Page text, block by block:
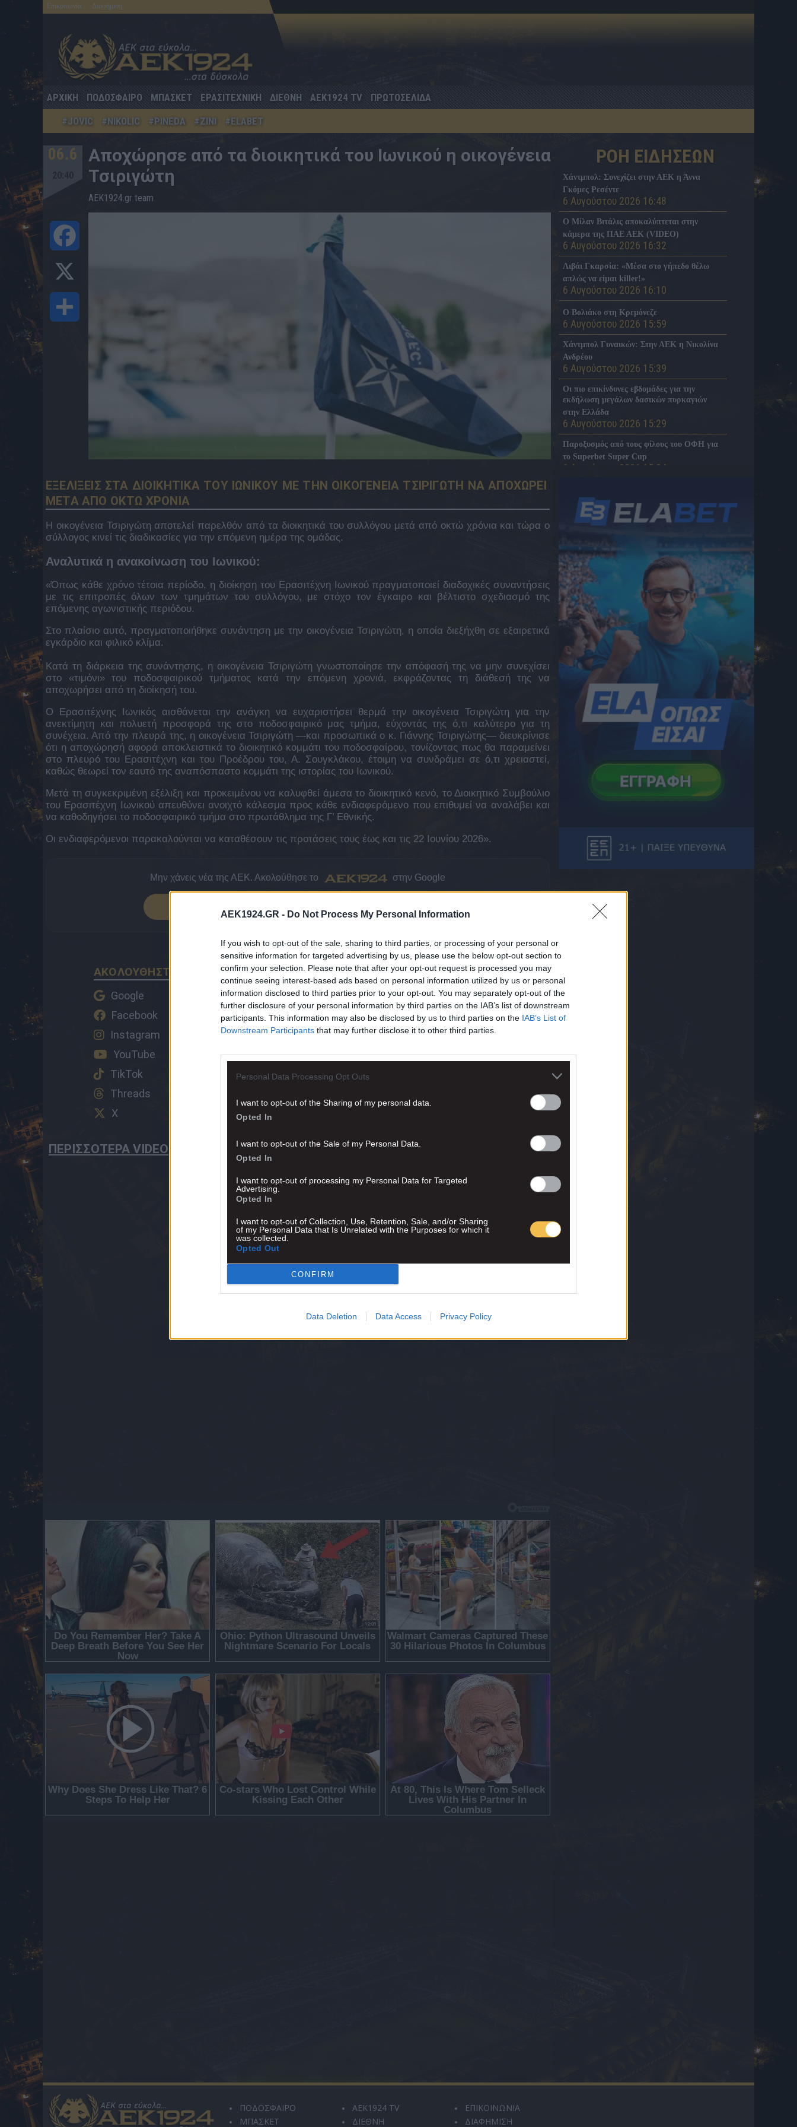
AEK1924.GR - Do Not Process My Personal Information
If you wish to opt-out of the sale, sharing to third parties, or processing of your personal or
sensitive information for targeted advertising by us, please use the below opt-out section to
confirm your selection. Please note that after your opt-out request is processed you may
continue seeing interest-based ads based on personal information utilized by us or personal
information disclosed to third parties prior to your opt-out. You may separately opt-out of the
further disclosure of your personal information by third parties on the IAB’s list of downstream
participants. This information may also be disclosed by us to third parties on the IAB’s List of
Downstream Participants that may further disclose it to other third parties.
Personal Data Processing Opt Outs
I want to opt-out of the Sharing of my personal data.
Opted In
I want to opt-out of the Sale of my Personal Data.
Opted In
I want to opt-out of processing my Personal Data for Targeted
Advertising.
Opted In
I want to opt-out of Collection, Use, Retention, Sale, and/or Sharing
of my Personal Data that Is Unrelated with the Purposes for which it
was collected.
Opted Out
CONFIRM
Data Deletion Data Access Privacy Policy
Επικοινωνία Διαφήμιση
ΑΡΧΙΚΗ ΠΟΔΟΣΦΑΙΡΟ ΜΠΑΣΚΕΤ ΕΡΑΣΙΤΕΧΝΙΚΗ ΔΙΕΘΝΗ AEK1924 TV
ΠΡΩΤΟΣΕΛΙΔΑ
#JOVIC
#NIKOLIC #PINEDA #ZINI #ELABET
06.6
Aποχώρησε από τα διοικητικά του Ιωνικού η οικογένεια
Τσιριγώτη
AEK1924.gr team
ΕΞΕΛΙΞΕΙΣ ΣΤΑ ΔΙΟΙΚΗΤΙΚΑ ΤΟΥ ΙΩΝΙΚΟΥ ΜΕ ΤΗΝ ΟΙΚΟΓΕΝΕΙΑ ΤΣΙΡΙΓΩΤΗ ΝΑ ΑΠΟΧΩΡΕΙ
ΜΕΤΑ ΑΠΟ ΟΚΤΩ ΧΡΟΝΙΑ
Η οικογένεια Τσιριγώτη αποτελεί παρελθόν από τα διοικητικά του συλλόγου μετά από οκτώ χρόνια και τώρα ο
σύλλογος κινεί τις διαδικασίες για την επόμενη ημέρα της ομάδας.
Αναλυτικά η ανακοίνωση του Ιωνικού:
«Όπως κάθε χρόνο τέτοια περίοδο, η διοίκηση του Ερασιτέχνη Ιωνικού πραγματοποιεί διαδοχικές συναντήσεις
με τις επιτροπές όλων των τμημάτων του συλλόγου, με στόχο τον έγκαιρο και βέλτιστο σχεδιασμό της
επόμενης αγωνιστικής περιόδου.
Στο πλαίσιο αυτό, πραγματοποιήθηκε συνάντηση με την οικογένεια Τσιριγώτη, η οποία διεξήχθη σε εξαιρετικά
εγκάρδιο και φιλικό κλίμα.
Κατά τη διάρκεια της συνάντησης, η οικογένεια Τσιριγώτη γνωστοποίησε την απόφασή της να μην συνεχίσει
στο «τιμόνι» του ποδοσφαιρικού τμήματος κατά την επόμενη χρονιά, εκφράζοντας τη διάθεσή της να
αποχωρήσει από τη διοίκησή του.
Ο Ερασιτέχνης Ιωνικός αισθάνεται την ανάγκη να ευχαριστήσει θερμά την οικογένεια Τσιριγώτη για την
ανεκτίμητη και πολυετή προσφορά της στο ποδοσφαιρικό μας τμήμα, εύχοντάς της ό,τι καλύτερο για τη
συνέχεια. Από την πλευρά της, η οικογένεια Τσιριγώτη —και προσωπικά ο κ. Γιάννης Τσιριγώτης— διευκρίνισε
ότι η αποχώρησή αφορά αποκλειστικά το διοικητικό κομμάτι του ποδοσφαίρου, τονίζοντας πως θα παραμείνει
στο πλευρό του Ερασιτέχνη και του Προέδρου του, Α. Σουγκλάκου, έτοιμη να συνδράμει σε ό,τι χρειαστεί,
καθώς θεωρεί τον εαυτό της αναπόσπαστο κομμάτι της ιστορίας του Ιωνικού.
Μετά τη συγκεκριμένη εξέλιξη και προκειμένου να καλυφθεί άμεσα το διοικητικό κενό, το Διοικητικό Συμβούλιο
του Ερασιτέχνη Ιωνικού απευθύνει ανοιχτό κάλεσμα προς κάθε ενδιαφερόμενο που επιθυμεί να αναλάβει και
να καθοδηγήσει το ποδοσφαιρικό τμήμα στο πρωτάθλημα της Γ’ Εθνικής.
Οι ενδιαφερόμενοι παρακαλούνται να καταθέσουν τις προτάσεις τους έως και τις 22 Ιουνίου 2026».
Μην χάνεις νέα της ΑΕΚ. Ακολούθησε το στην Google
ΑΚΟΛΟΥΘΗΣΤΕ ΤΟ AEK1924 ΚΑΙ ΜΕΙΝΕΤΕ ΕΝΗΜΕΡΩΜΕΝΟΙ
Google
Facebook
Instagram
YouTube
TikTok
Threads
X
ΠΕΡΙΣΣΟΤΕΡΑ VIDEO
ΡΟΗ ΕΙΔΗΣΕΩΝ
Χάντμπολ: Συνεχίζει στην ΑΕΚ η Άννα
Γκόμες Ρεσέντε
6 Αυγούστου 2026 16:48
Ο Μίλαν Βιτάλις αποκαλύπτεται στην
κάμερα της ΠΑΕ ΑΕΚ (VIDEO)
6 Αυγούστου 2026 16:32
Λιβάι Γκαρσία: «Μέσα στο γήπεδο θέλω
απλώς να είμαι killer!»
6 Αυγούστου 2026 16:10
Ο Βολιάκο στη Κρεμόνεζε
6 Αυγούστου 2026 15:59
Χάντμπολ Γυναικών: Στην ΑΕΚ η Νικολίνα
Ανδρέου
6 Αυγούστου 2026 15:39
Οι πιο επικίνδυνες εβδομάδες για την
εκδήλωση μεγάλων δασικών πυρκαγιών
στην Ελλάδα
6 Αυγούστου 2026 15:29
Παροξυσμός από τους φίλους του ΟΦΗ για
το Superbet Super Cup
6 Αυγούστου 2026 15:04
γύρο του νησιού με πλοίο
6 Αυγούστου 2026 14:52
δανεισμό και οψιόν αγοράς
6 Αυγούστου 2026 14:34
Αγώνα δρόμου για το Super Cup δίνει ο
Αλεξίου
6 Αυγούστου 2026 14:10
Ο Χουάν Μπαούζα στον Λεβαδειακό
6 Αυγούστου 2026 13:59
Παπαπέτρου στο Superbet Super Cup
ανάμεσα σε ΑΕΚ και ΟΦΗ
6 Αυγούστου 2026 13:57
Γιαννούλης: «Σπίτι είναι εκεί που είναι η
καρδιά» στην επιστροφή του στον ΠΑΟΚ
6 Αυγούστου 2026 13:55
Αγρίνιο: Φωτιά στη Μεγάλη Χώρα
Λόφος Φιλοπάππου: Επικίνδυνες εικόνες εν
μέσω καύσωνα – Μπαλάκι οι ευθύνες για
τον καθαρισμό
Τραγωδία στη Βραζιλία: Νεκρός από
πυροβολισμούς 15χρονος ποδοσφαιριστή
6 Αυγούστου 2026 13:22
από το AEK TV (VID)
6 Αυγούστου 2026 13:22
απαντήσεις για τον 90χρονο που έκρυβε ο
γιος στον καταψύκτη
6 Αυγούστου 2026 12:53
Δυνατά στο κόλπο για Ρόδρι η
ΠΟΔΟΣΦΑΙΡΟ
ΜΠΑΣΚΕΤ
AEK1924 TV
ΔΙΕΘΝΗ
ΕΠΙΚΟΙΝΩΝΙΑ
ΔΙΑΦΗΜΙΣΗ